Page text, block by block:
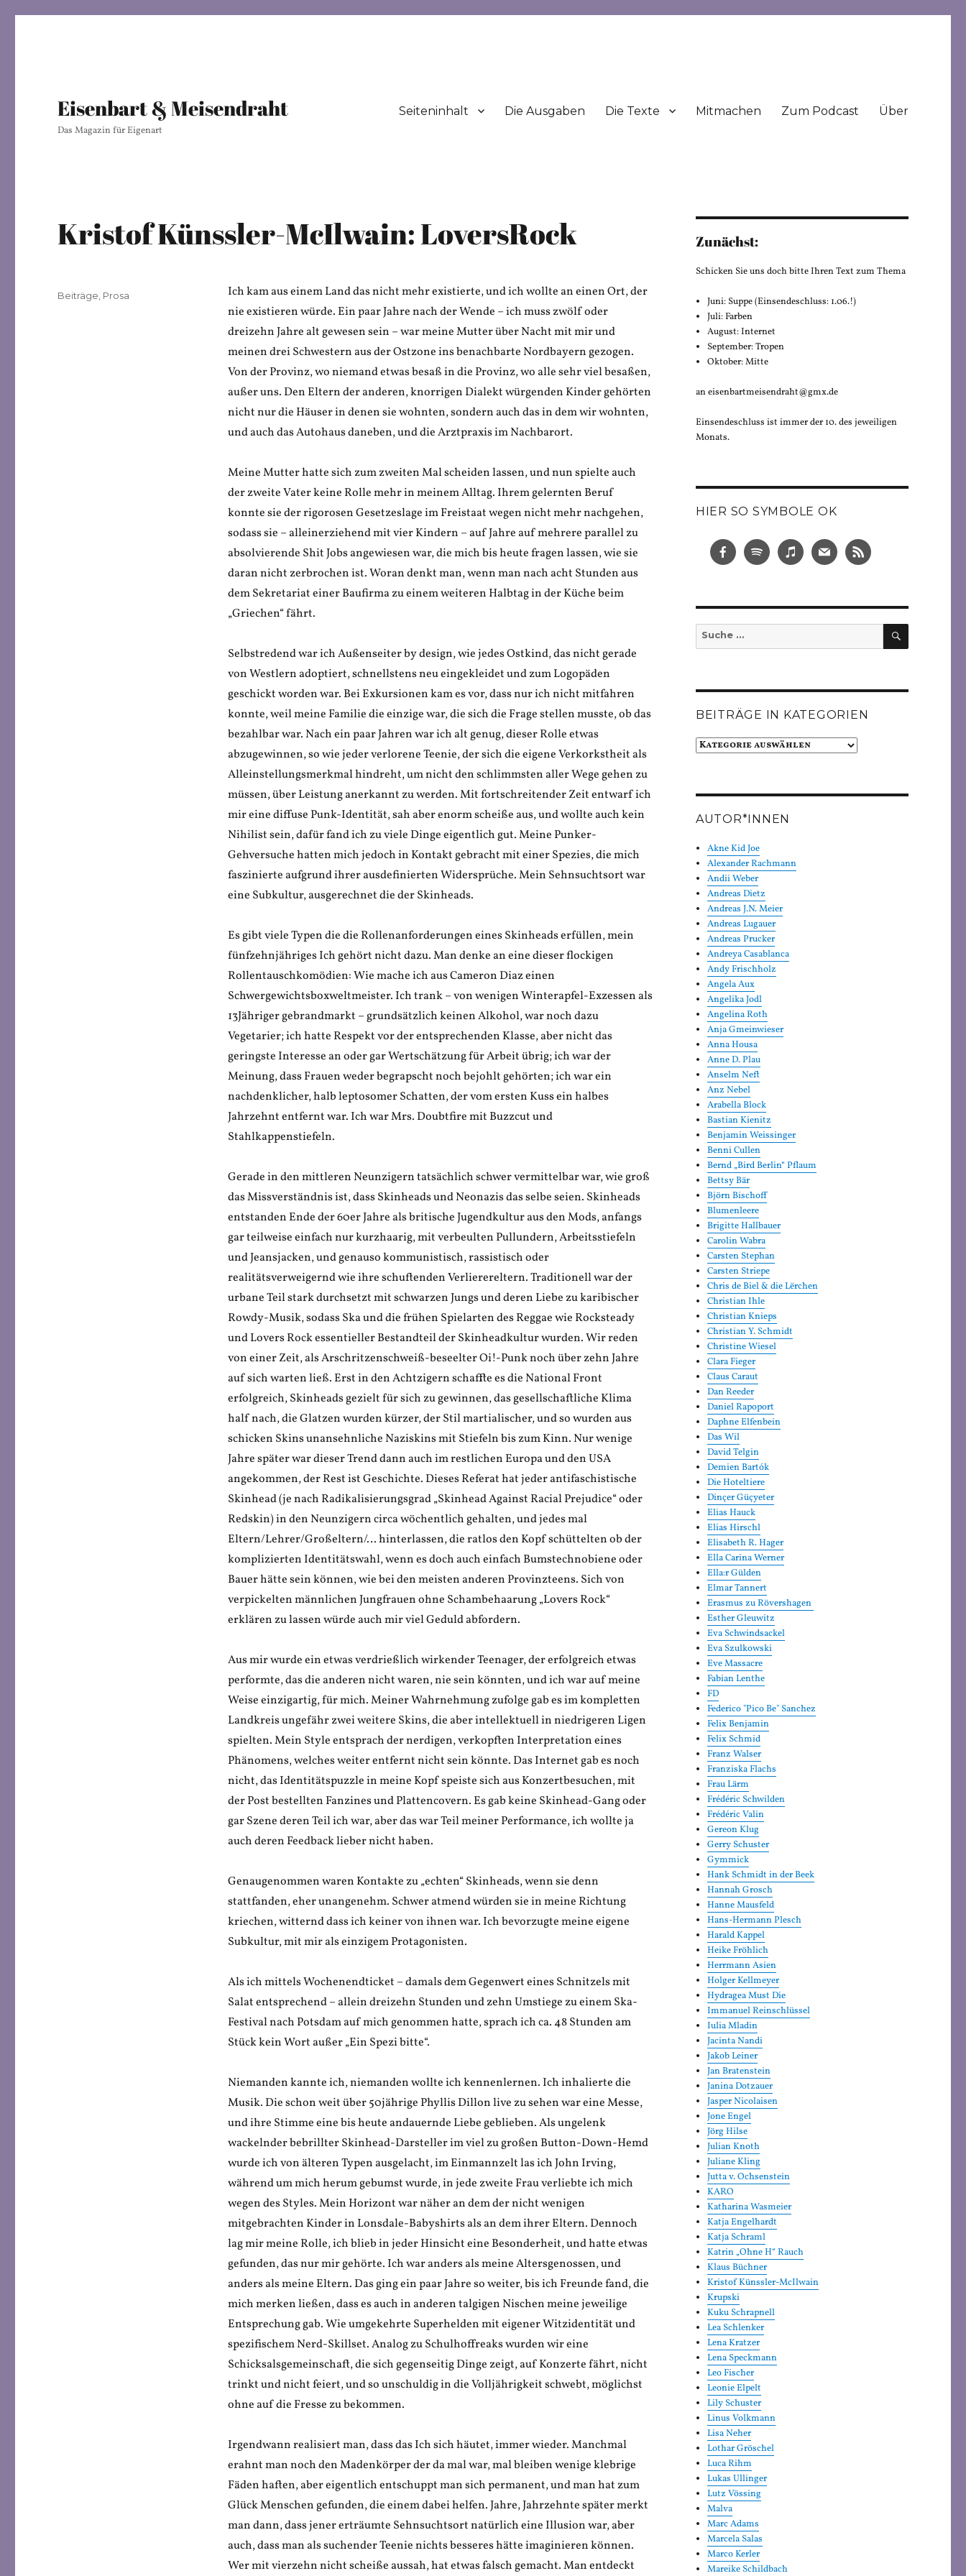
Eisenbart & Meisendraht
Das Magazin für Eigenart
Seiteninhalt Die Ausgaben Die Texte Mitmachen Zum Podcast Über
Kristof Künssler-McIlwain: LoversRock
Ich kam aus einem Land das nicht mehr existierte, und ich wollte an einen Ort, der
nie existieren würde. Ein paar Jahre nach der Wende – ich muss zwölf oder
dreizehn Jahre alt gewesen sein – war meine Mutter über Nacht mit mir und
meinen drei Schwestern aus der Ostzone ins benachbarte Nordbayern gezogen.
Von der Provinz, wo niemand etwas besaß in die Provinz, wo alle sehr viel besaßen,
außer uns. Den Eltern der anderen, knorrigen Dialekt würgenden Kinder gehörten
nicht nur die Häuser in denen sie wohnten, sondern auch das in dem wir wohnten,
und auch das Autohaus daneben, und die Arztpraxis im Nachbarort.
Meine Mutter hatte sich zum zweiten Mal scheiden lassen, und nun spielte auch
der zweite Vater keine Rolle mehr in meinem Alltag. Ihrem gelernten Beruf
konnte sie der rigorosen Gesetzeslage im Freistaat wegen nicht mehr nachgehen,
sodass sie – alleinerziehend mit vier Kindern – auf Jahre auf mehrere parallel zu
absolvierende Shit Jobs angewiesen war, die mich bis heute fragen lassen, wie sie
daran nicht zerbrochen ist. Woran denkt man, wenn man nach acht Stunden aus
dem Sekretariat einer Baufirma zu einem weiteren Halbtag in der Küche beim
„Griechen“ fährt.
Selbstredend war ich Außenseiter by design, wie jedes Ostkind, das nicht gerade
von Westlern adoptiert, schnellstens neu eingekleidet und zum Logopäden
geschickt worden war. Bei Exkursionen kam es vor, dass nur ich nicht mitfahren
konnte, weil meine Familie die einzige war, die sich die Frage stellen musste, ob das
bezahlbar war. Nach ein paar Jahren war ich alt genug, dieser Rolle etwas
abzugewinnen, so wie jeder verlorene Teenie, der sich die eigene Verkorkstheit als
Alleinstellungsmerkmal hindreht, um nicht den schlimmsten aller Wege gehen zu
müssen, über Leistung anerkannt zu werden. Mit fortschreitender Zeit entwarf ich
mir eine diffuse Punk-Identität, sah aber enorm scheiße aus, und wollte auch kein
Nihilist sein, dafür fand ich zu viele Dinge eigentlich gut. Meine Punker-
Gehversuche hatten mich jedoch in Kontakt gebracht mit einer Spezies, die mich
faszinierte aufgrund ihrer ausdefinierten Widersprüche. Mein Sehnsuchtsort war
eine Subkultur, ausgerechnet die der Skinheads.
Es gibt viele Typen die die Rollenanforderungen eines Skinheads erfüllen, mein
fünfzehnjähriges Ich gehört nicht dazu. Man denke an eine dieser flockigen
Rollentauschkomödien: Wie mache ich aus Cameron Diaz einen
Schwergewichtsboxweltmeister. Ich trank – von wenigen Winterapfel-Exzessen als
13Jähriger gebrandmarkt – grundsätzlich keinen Alkohol, war noch dazu
Vegetarier; ich hatte Respekt vor der entsprechenden Klasse, aber nicht das
geringste Interesse an oder gar Wertschätzung für Arbeit übrig; ich war der
Meinung, dass Frauen weder begrapscht noch bejohlt gehörten; ich war ein
nachdenklicher, halb leptosomer Schatten, der vom ersten Kuss ein halbes
Jahrzehnt entfernt war. Ich war Mrs. Doubtfire mit Buzzcut und
Stahlkappenstiefeln.
Gerade in den mittleren Neunzigern tatsächlich schwer vermittelbar war, wie groß
das Missverständnis ist, dass Skinheads und Neonazis das selbe seien. Skinheads
entstanden Ende der 60er Jahre als britische Jugendkultur aus den Mods, anfangs
gar teilweise einfach nur kurzhaarig, mit verbeulten Pullundern, Arbeitsstiefeln
und Jeansjacken, und genauso kommunistisch, rassistisch oder
realitätsverweigernd wie ihre schuftenden Verlierereltern. Traditionell war der
urbane Teil stark durchsetzt mit schwarzen Jungs und deren Liebe zu karibischer
Rowdy-Musik, sodass Ska und die frühen Spielarten des Reggae wie Rocksteady
und Lovers Rock essentieller Bestandteil der Skinheadkultur wurden. Wir reden
von einer Zeit, als Arschritzenschweiß-beseelter Oi!-Punk noch über zehn Jahre
auf sich warten ließ. Erst in den Achtzigern schaffte es die National Front
erfolgreich, Skinheads gezielt für sich zu gewinnen, das gesellschaftliche Klima
half nach, die Glatzen wurden kürzer, der Stil martialischer, und so wurden aus
schicken Skins unansehnliche Naziskins mit Stiefeln bis zum Kinn. Nur wenige
Jahre später war dieser Trend dann auch im restlichen Europa und den USA
angekommen, der Rest ist Geschichte. Dieses Referat hat jeder antifaschistische
Skinhead (je nach Radikalisierungsgrad „Skinhead Against Racial Prejudice“ oder
Redskin) in den Neunzigern circa wöchentlich gehalten, und jedes mal
Eltern/Lehrer/Großeltern/… hinterlassen, die ratlos den Kopf schüttelten ob der
komplizierten Identitätswahl, wenn es doch auch einfach Bumstechnobiene oder
Bauer hätte sein können, wie bei den meisten anderen Provinzteens. Sich von
verpickelten männlichen Jungfrauen ohne Schambehaarung „Lovers Rock“
erklären zu lassen würde auch mir viel Geduld abfordern.
Aus mir wurde ein etwas verdrießlich wirkender Teenager, der erfolgreich etwas
performte, das die anderen nicht waren, nie sein könnten, und ich war auf meine
Weise einzigartig, für mich. Meiner Wahrnehmung zufolge gab es im kompletten
Landkreis ungefähr zwei weitere Skins, die aber intellektuell in niedrigeren Ligen
spielten. Mein Style entsprach der nerdigen, verkopften Interpretation eines
Phänomens, welches weiter entfernt nicht sein könnte. Das Internet gab es noch
nicht, das Identitätspuzzle in meine Kopf speiste sich aus Konzertbesuchen, mit
der Post bestellten Fanzines und Plattencovern. Es gab keine Skinhead-Gang oder
gar Szene deren Teil ich war, aber das war Teil meiner Performance, ich wollte ja
auch deren Feedback lieber nicht haben.
Genaugenommen waren Kontakte zu „echten“ Skinheads, wenn sie denn
stattfanden, eher unangenehm. Schwer atmend würden sie in meine Richtung
kriechen, witternd dass ich keiner von ihnen war. Ich bevorzugte meine eigene
Subkultur, mit mir als einzigem Protagonisten.
Als ich mittels Wochenendticket – damals dem Gegenwert eines Schnitzels mit
Salat entsprechend – allein dreizehn Stunden und zehn Umstiege zu einem Ska-
Festival nach Potsdam auf mich genommen hatte, sprach ich ca. 48 Stunden am
Stück kein Wort außer „Ein Spezi bitte“.
Niemanden kannte ich, niemanden wollte ich kennenlernen. Ich inhalierte die
Musik. Die schon weit über 50jährige Phyllis Dillon live zu sehen war eine Messe,
und ihre Stimme eine bis heute andauernde Liebe geblieben. Als ungelenk
wackelnder bebrillter Skinhead-Darsteller im viel zu großen Button-Down-Hemd
wurde ich von älteren Typen ausgelacht, im Einmannzelt las ich John Irving,
während um mich herum gebumst wurde, in jede zweite Frau verliebte ich mich
wegen des Styles. Mein Horizont war näher an dem der nicht wenigen
mitgebrachten Kinder in Lonsdale-Babyshirts als an dem ihrer Eltern. Dennoch
lag mir meine Rolle, ich blieb in jeder Hinsicht eine Besonderheit, und hatte etwas
gefunden, das nur mir gehörte. Ich war anders als meine Altersgenossen, und
anders als meine Eltern. Das ging ein paar Jahre so weiter, bis ich Freunde fand, die
mich merken ließen, dass es auch in anderen talgigen Nischen meine jeweilige
Entsprechung gab. Wie umgekehrte Superhelden mit eigener Witzidentität und
spezifischem Nerd-Skillset. Analog zu Schulhoffreaks wurden wir eine
Schicksalsgemeinschaft, die sich gegenseitig Dinge zeigt, auf Konzerte fährt, nicht
trinkt und nicht feiert, und so unschuldig in die Volljährigkeit schwebt, möglichst
ohne auf die Fresse zu bekommen.
Irgendwann realisiert man, dass das Ich sich häutet, immer wieder. Manchmal
erahnt man noch den Madenkörper der da mal war, mal bleiben wenige klebrige
Fäden haften, aber eigentlich entschuppt man sich permanent, und man hat zum
Glück Menschen gefunden, die einem dabei helfen. Jahre, Jahrzehnte später merkt
man dann, dass jener erträumte Sehnsuchtsort natürlich eine Illusion war, aber
auch, dass man als suchender Teenie nichts besseres hätte imaginieren können.
Wer mit vierzehn nicht scheiße aussah, hat etwas falsch gemacht. Man entdeckt
Veröffentlicht
Kategorien
Beiträge Prosa
Zunächst:
Schicken Sie uns doch bitte Ihren Text zum Thema
Juni: Suppe (Einsendeschluss: 1.06.!)
Juli: Farben
August: Internet
September: Tropen
Oktober: Mitte
an eisenbartmeisendraht@gmx.de
Einsendeschluss ist immer der 10. des jeweiligen
Monats.
HIER SO SYMBOLE OK
Suche
nach:
SUCHEN
BEITRÄGE IN KATEGORIEN
Beiträge
AUTOR*INNEN
Akne Kid Joe
Alexander Rachmann
Andii Weber
Andreas Dietz
Andreas J.N. Meier
Andreas Lugauer
Andreas Prucker
Andreya Casablanca
Andy Frischholz
Angela Aux
Angelika Jodl
Angelina Roth
Anja Gmeinwieser
Anna Housa
Anne D. Plau
Anselm Neft
Anz Nebel
Arabella Block
Bastian Kienitz
Benjamin Weissinger
Benni Cullen
Bernd „Bird Berlin“ Pflaum
Bettsy Bär
Björn Bischoff
Blumenleere
Brigitte Hallbauer
Carolin Wabra
Carsten Stephan
Carsten Striepe
Chris de Biel & die Lërchen
Christian Ihle
Christian Knieps
Christian Y. Schmidt
Christine Wiesel
Clara Fieger
Claus Caraut
Dan Reeder
Daniel Rapoport
Daphne Elfenbein
Das Wil
David Telgin
Demien Bartók
Die Hoteltiere
Dinçer Güçyeter
Elias Hauck
Elias Hirschl
Elisabeth R. Hager
Ella Carina Werner
Ella:r Gülden
Elmar Tannert
Erasmus zu Rövershagen
Esther Gleuwitz
Eva Schwindsackel
Eva Szulkowski
Eve Massacre
Fabian Lenthe
FD
Federico "Pico Be" Sanchez
Felix Benjamin
Felix Schmid
Franz Walser
Franziska Flachs
Frau Lärm
Frédéric Schwilden
Frédéric Valin
Gereon Klug
Gerry Schuster
Gymmick
Hank Schmidt in der Beek
Hannah Grosch
Hanne Mausfeld
Hans-Hermann Plesch
Harald Kappel
Heike Fröhlich
Herrmann Asien
Holger Kellmeyer
Hydragea Must Die
Immanuel Reinschlüssel
Iulia Mladin
Jacinta Nandi
Jakob Leiner
Jan Bratenstein
Janina Dotzauer
Jasper Nicolaisen
Jone Engel
Jörg Hilse
Julian Knoth
Juliane Kling
Jutta v. Ochsenstein
KARO
Katharina Wasmeier
Katja Engelhardt
Katja Schraml
Katrin „Ohne H“ Rauch
Klaus Büchner
Kristof Künssler-McIlwain
Krupski
Kuku Schrapnell
Lea Schlenker
Lena Kratzer
Lena Speckmann
Leo Fischer
Leonie Elpelt
Lily Schuster
Linus Volkmann
Lisa Neher
Lothar Gröschel
Luca Rihm
Lukas Ullinger
Lutz Vössing
Malva
Marc Adams
Marcela Salas
Marco Kerler
Mareike Schildbach